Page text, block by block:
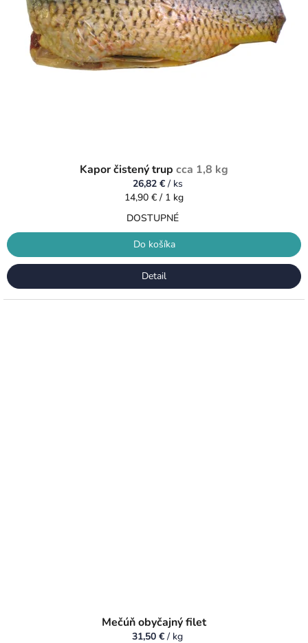
Kapor čistený trup cca 1,8 kg
26,82 € / ks
Jednotková
14,90 € / 1 kg
DOSTUPNÉ
Do košíka
Detail
Mečúň obyčajný filet
31,50 € / kg